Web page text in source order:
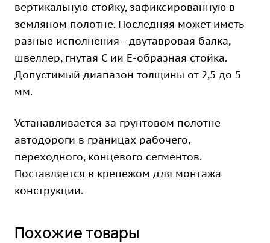
вертикальную стойку, зафиксированную в
земляном полотне. Последняя может иметь
разные исполнения - двутавровая балка,
швеллер, гнутая С ии Е-образная стойка.
Допустимый диапазон толщины от 2,5 до 5
мм.
Устанавливается за грунтовом полотне
автодороги в границах рабочего,
переходного, концевого сегментов.
Поставляется в крепежом для монтажа
конструкции.
Похожие товары